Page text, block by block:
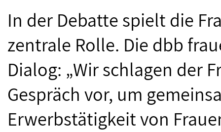
In der Debatte spielt die
zentrale Rolle. Die dbb
Dialog: „Wir schlagen der
Gespräch vor, um
Erwerbstätigkeit von